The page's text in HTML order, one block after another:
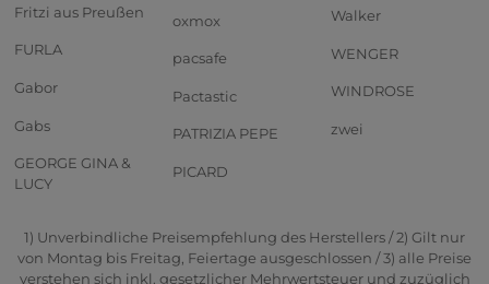
Fritzi aus Preußen
FURLA
Gabor
Gabs
GEORGE GINA &
LUCY
oxmox
pacsafe
Pactastic
PATRIZIA PEPE
PICARD
Walker
WENGER
WINDROSE
zwei
1) Unverbindliche Preisempfehlung des Herstellers / 2) Gilt nur
von Montag bis Freitag, Feiertage ausgeschlossen / 3) alle Preise
verstehen sich inkl. gesetzlicher Mehrwertsteuer und zuzüglich